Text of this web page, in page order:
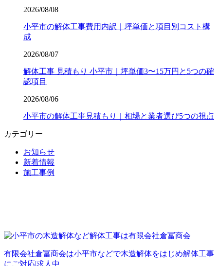
2026/08/08
小平市の解体工事費用内訳｜坪単価と項目別コスト構
成
2026/08/07
解体工事 見積もり 小平市｜坪単価3〜15万円と5つの確
認項目
2026/08/06
小平市の解体工事見積もり｜相場と業者選び5つの視点
カテゴリー
お知らせ
新着情報
施工事例
有限会社倉冨商会は小平市などで木造解体をはじめ解体工事
にご対応|求人中